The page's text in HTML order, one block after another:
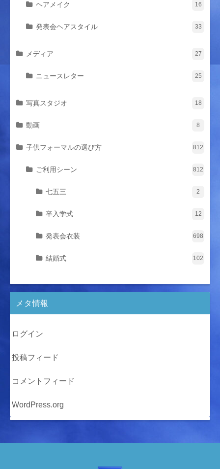
ヘアメイク 16
発表会ヘアスタイル 33
メディア 27
ニュースレター 25
写真スタジオ 18
動画 8
子供フォーマルの選び方 812
ご利用シーン 812
七五三 2
卒入学式 12
発表会衣装 698
結婚式 102
メタ情報
ログイン
投稿フィード
コメントフィード
WordPress.org